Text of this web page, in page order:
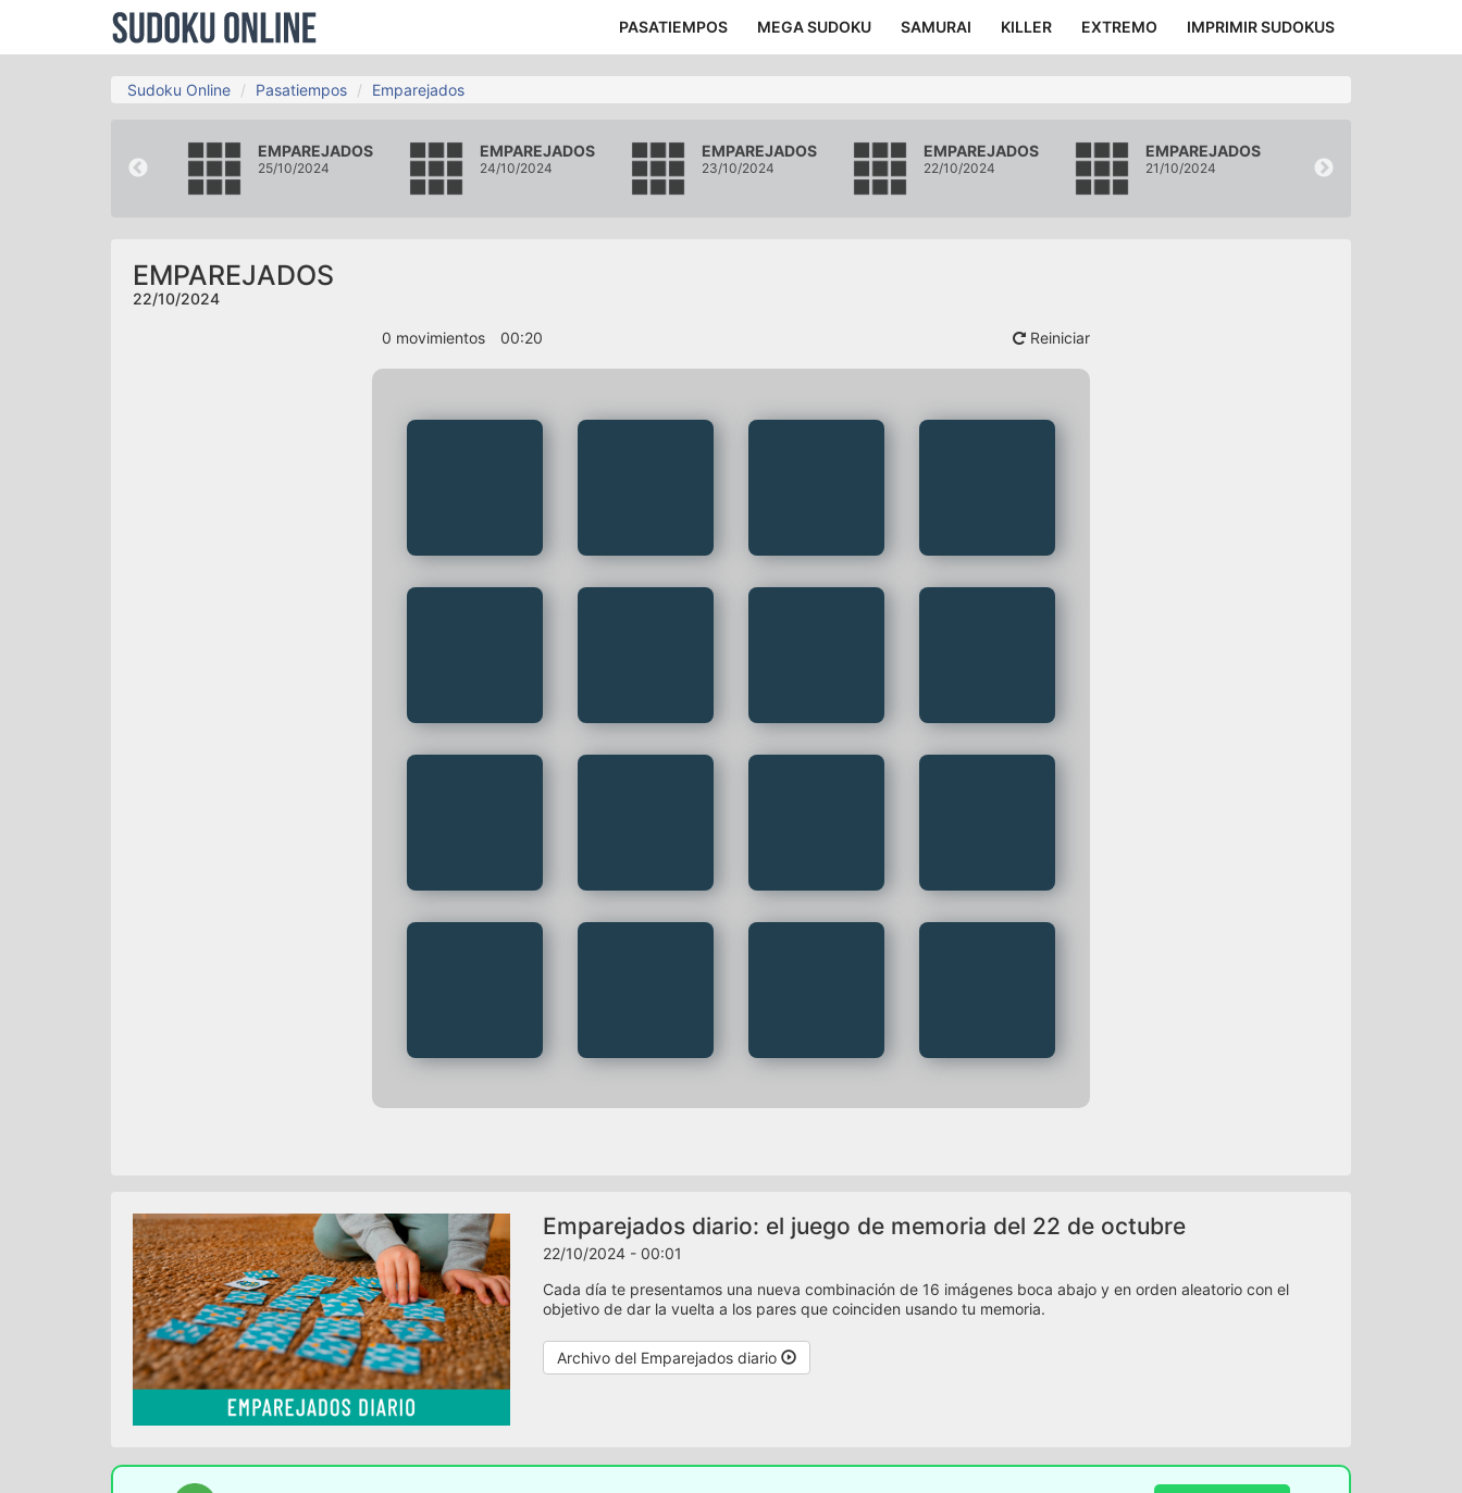
PASATIEMPOS MEGA SUDOKU SAMURAI KILLER EXTREMO IMPRIMIR SUDOKUS
Sudoku Online Pasatiempos Emparejados
EMPAREJADOS
25/10/2024
EMPAREJADOS
24/10/2024
EMPAREJADOS
23/10/2024
EMPAREJADOS
22/10/2024
EMPAREJADOS
21/10/2024
EMPAREJADOS
22/10/2024
0 movimientos 00:21 Reiniciar
Emparejados diario: el juego de memoria del 22 de octubre
22/10/2024 - 00:01
Cada día te presentamos una nueva combinación de 16 imágenes boca abajo y en orden aleatorio con el
objetivo de dar la vuelta a los pares que coinciden usando tu memoria.
Archivo del Emparejados diario